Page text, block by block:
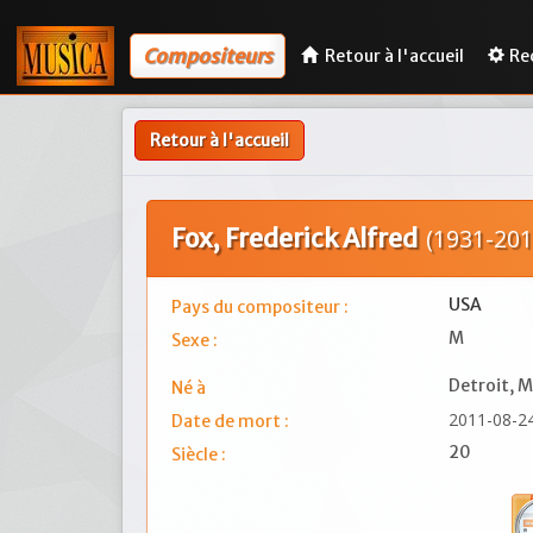
Compositeurs Retour à l'accueil
Retour à l'accueil
Fox, Frederick Alfred (1931-
Pays du compositeur :
USA
Sexe :
M
Né à
Detroit,
Date de mort :
2011-08-
Siècle : 20